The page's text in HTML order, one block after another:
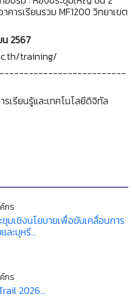
ารเรียนรวม MF1200 วิทยาเขต
2567
training/
รียนรู้และเทคโนโลยีดิจิทัล
กร
ชุมเชิงนโยบายเพื่อขับเคลื่อนการ
ละบุหรี...
กร
2026...